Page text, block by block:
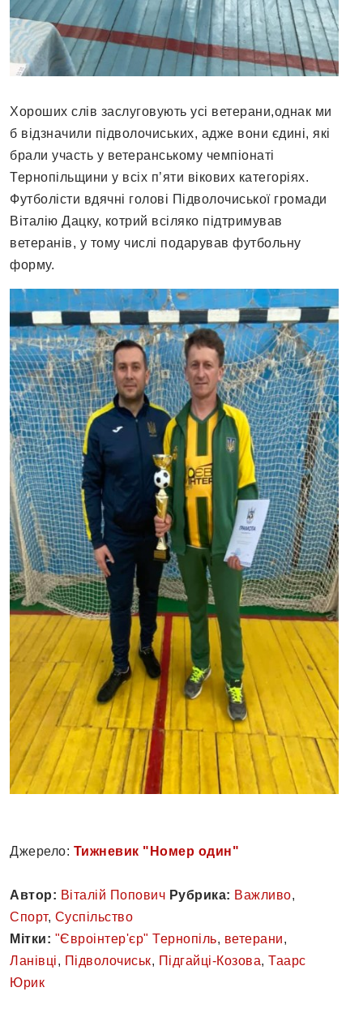
Хороших слів заслуговують усі ветерани,однак ми
б відзначили підволочиських, адже вони єдині, які
брали участь у ветеранському чемпіонаті
Тернопільщини у всіх п’яти вікових категоріях.
Футболісти вдячні голові Підволочиської громади
Віталію Дацку, котрий всіляко підтримував
ветеранів, у тому числі подарував футбольну
форму.
Джерело: Тижневик "Номер один"
Автор: Віталій Попович Рубрика: Важливо,
Спорт, Суспільство
Мітки: "Євроінтер'єр" Тернопіль, ветерани,
Ланівці, Підволочиськ, Підгайці-Козова, Таарс
Юрик